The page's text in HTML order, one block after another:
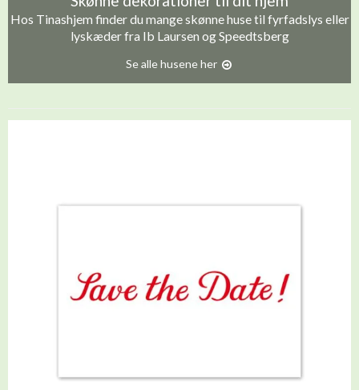
Hos Tinashjem finder du mange skønne huse til fyrfadslys eller
lyskæder fra Ib Laursen og Speedtsberg
Se alle husene her